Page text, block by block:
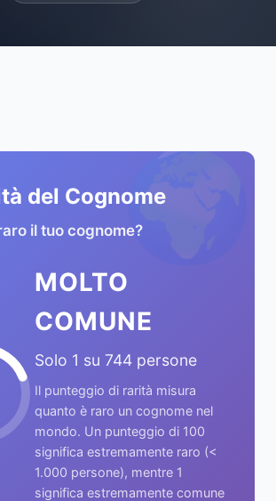
🌍
del Cognome
il tuo cognome?
MOLTO
COMUNE
Solo 1 su 744 persone
Il punteggio di rarità misura
quanto è raro un cognome nel
mondo. Un punteggio di 100
significa estremamente raro (<
1.000 persone), mentre 1
significa estremamente comune